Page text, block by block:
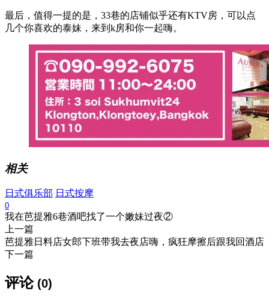
最后，值得一提的是，33巷的店铺似乎还有KTV房，可以点
几个你喜欢的泰妹，来到k房和你一起嗨。
相关
日式俱乐部 日式按摩
0
我在芭提雅6巷酒吧找了一个嫩妹过夜②
上一篇
芭提雅日料店女郎下班带我去夜店嗨，疯狂摩擦后跟我回酒店
下一篇
评论(0)